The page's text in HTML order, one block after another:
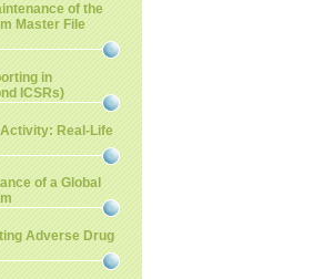
of the
Master File
in
ICSRs)
Real-Life
of a Global
Adverse Drug